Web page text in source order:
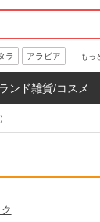
ラ アラビア もっ
ンド雑貨/コスメ